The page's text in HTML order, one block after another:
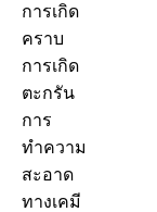
การเกิด
คราบ
การเกิด
ตะกรัน
การ
ทำความ
สะอาด
ทางเคมี